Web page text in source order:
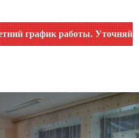
работы. Уточняйте